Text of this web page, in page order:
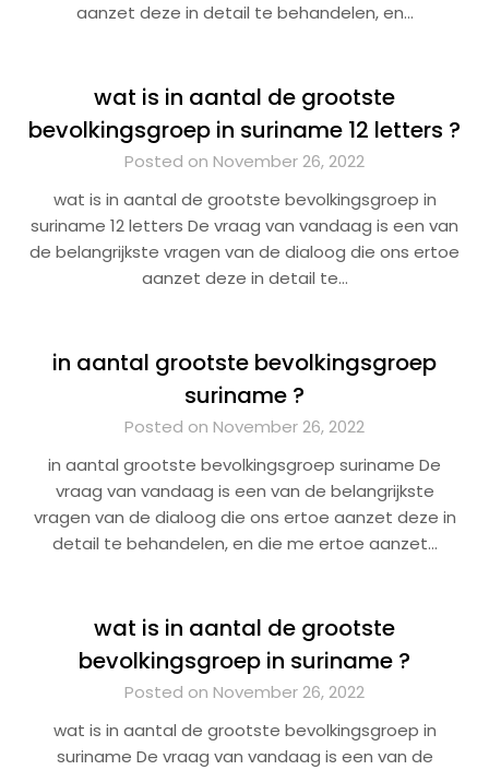
aanzet deze in detail te behandelen, en…
wat is in aantal de grootste
bevolkingsgroep in suriname 12 letters ?
Posted on November 26, 2022
wat is in aantal de grootste bevolkingsgroep in
suriname 12 letters De vraag van vandaag is een van
de belangrijkste vragen van de dialoog die ons ertoe
aanzet deze in detail te…
in aantal grootste bevolkingsgroep
suriname ?
Posted on November 26, 2022
in aantal grootste bevolkingsgroep suriname De
vraag van vandaag is een van de belangrijkste
vragen van de dialoog die ons ertoe aanzet deze in
detail te behandelen, en die me ertoe aanzet…
wat is in aantal de grootste
bevolkingsgroep in suriname ?
Posted on November 26, 2022
wat is in aantal de grootste bevolkingsgroep in
suriname De vraag van vandaag is een van de